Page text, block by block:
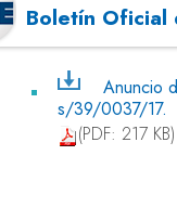
Boletín Oficial
Anuncio
s/39/0037/17.
(PDF: 217 KB)